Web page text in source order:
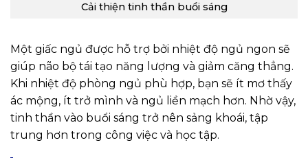
Cải thiện tinh thần buổi sáng
Một giấc ngủ được hỗ trợ bởi nhiệt độ ngủ ngon sẽ
giúp não bộ tái tạo năng lượng và giảm căng thẳng.
Khi nhiệt độ phòng ngủ phù hợp, bạn sẽ ít mơ thấy
ác mộng, ít trở mình và ngủ liền mạch hơn. Nhờ vậy,
tinh thần vào buổi sáng trở nên sảng khoái, tập
trung hơn trong công việc và học tập.